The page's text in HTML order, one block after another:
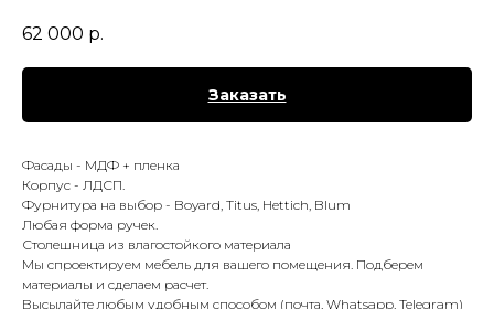
62 000 р.
Заказать
Фасады - МДФ + пленка
Корпус - ЛДСП.
Фурнитура на выбор - Boyard, Titus, Hettich, Blum
Любая форма ручек.
Столешница из влагостойкого материала
Мы спроектируем мебель для вашего помещения. Подберем
материалы и сделаем расчет.
Высылайте любым удобным способом (почта, Whatsapp, Telegram)